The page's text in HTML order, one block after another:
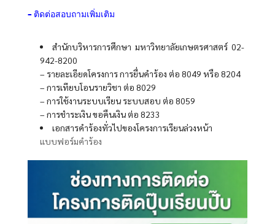
– ติดต่อสอบถามเพิ่มเติม
สำนักบริหารการศึกษา มหาวิทยาลัยเกษตรศาสตร์ 02-
942-8200
– รายละเอียดโครงการ การยื่นคำร้อง ต่อ 8049 หรือ 8204
– การเทียบโอนรายวิชา ต่อ 8029
– การใช้งานระบบเรียน ระบบสอบ ต่อ 8059
– การชำระเงิน ขอคืนเงิน ต่อ 8233
เอกสารคำร้องทั่วไปของโครงการเรียนล่วงหน้า
แบบฟอร์มคำร้อง